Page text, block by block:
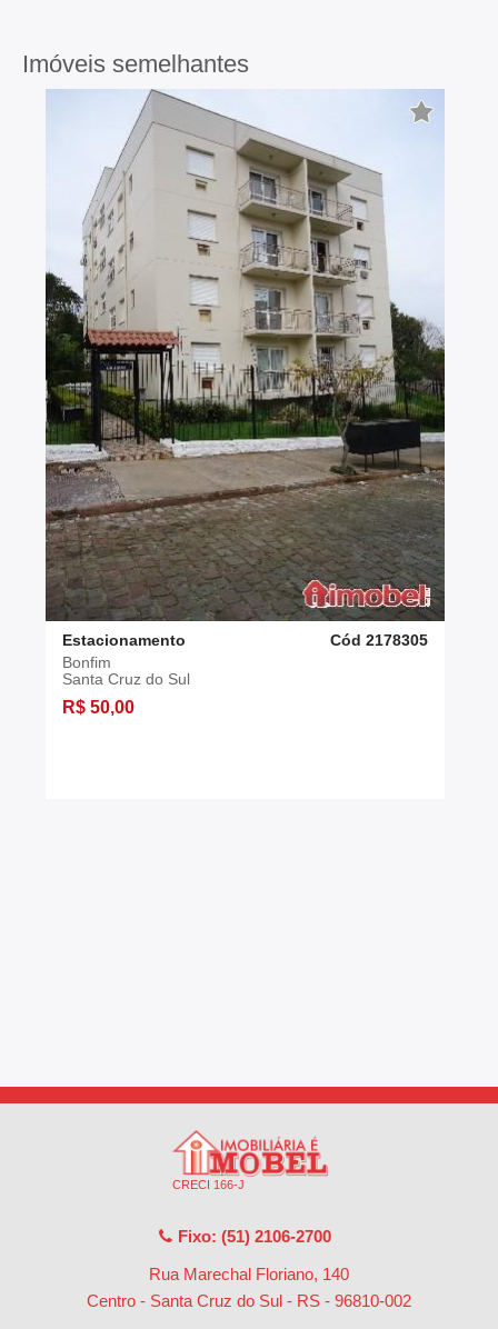
Imóveis semelhantes
Estacionamento
Cód 2178305
Bonfim
Santa Cruz do Sul
R$ 50,00
CRECI 166-J
Fixo: (51) 2106-2700
Rua Marechal Floriano, 140
Centro - Santa Cruz do Sul - RS - 96810-002